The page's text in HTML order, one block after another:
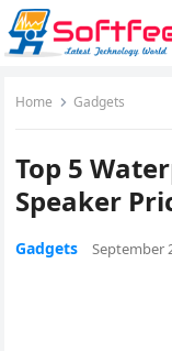
Home Gadgets
Top 5
Speaker
Gadgets September